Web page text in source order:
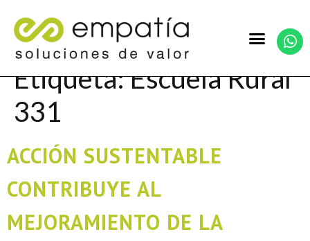
Etiqueta:Escuela Rural
331
ACCIÓN SUSTENTABLE
CONTRIBUYE AL
MEJORAMIENTO DE LA